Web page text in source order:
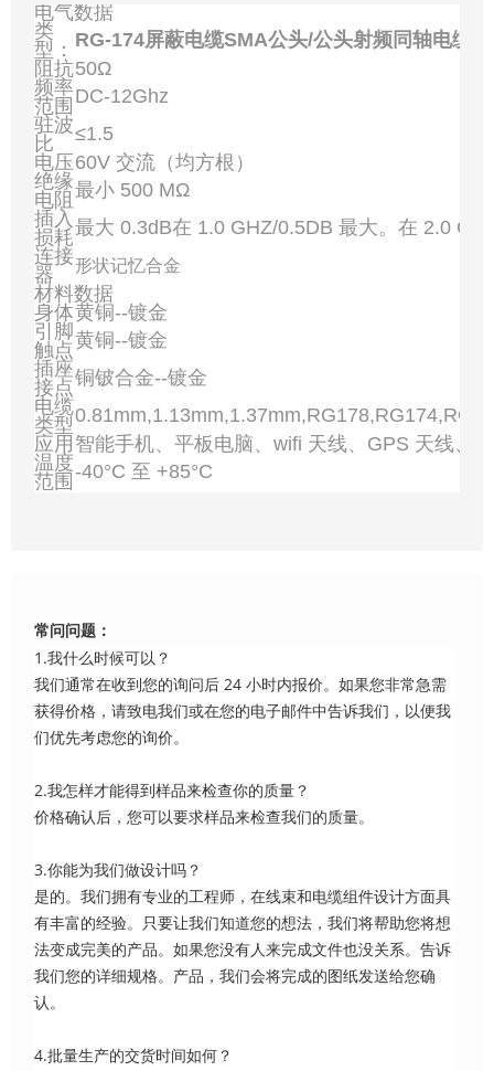
电气数据
类
型： RG-174屏蔽电缆SMA公头/公头射频同轴电缆
阻抗50Ω
频率
范围 DC-12Ghz
驻波
比
≤1.5
电压60V 交流（均方根）
绝缘
电阻 最小 500 MΩ
插入
损耗最大 0.3dB在 1.0 GHZ/0.5DB 最大。在 2.0
连接
器
形状记忆合金
材料数据
身体黄铜--镀金
引脚
触点黄铜--镀金
插座
接点铜铍合金--镀金
电缆
类型
应用 智能手机、平板电脑、wifi 天线、GPS 天线、
温度
范围 -40°C 至 +85°C
常问问题：
1.我什么时候可以？
我们通常在收到您的询问后 24 小时内报价。如果您非常急需
获得价格，请致电我们或在您的电子邮件中告诉我们，以便我
们优先考虑您的询价。
2.我怎样才能得到样品来检查你的质量？
价格确认后，您可以要求样品来检查我们的质量。
3.你能为我们做设计吗？
是的。我们拥有专业的工程师，在线束和电缆组件设计方面具
有丰富的经验。只要让我们知道您的想法，我们将帮助您将想
法变成完美的产品。如果您没有人来完成文件也没关系。告诉
我们您的详细规格。产品，我们会将完成的图纸发送给您确
认。
4.批量生产的交货时间如何？